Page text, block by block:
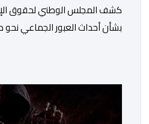
كشف المجلس الوطني لحقوق
بشأن أحداث العبور الجماعي نحو
وحقوق الأطفال والحقوق
المجلس، في بلاغ له، أنه اعتمد
الميداني والرقمي والاستماع